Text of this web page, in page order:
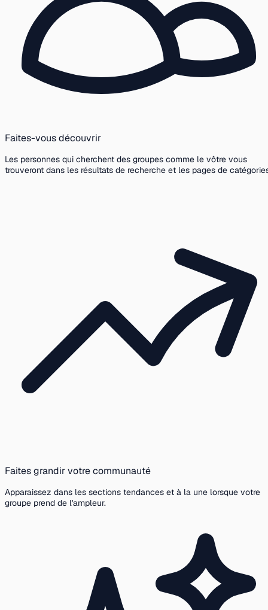
Faites-vous découvrir
Les personnes qui cherchent des groupes comme le vôtre vous
trouveront dans les résultats de recherche et les pages de
Faites grandir votre communauté
Apparaissez dans les sections tendances et à la une lorsque votre
groupe prend de l'ampleur.